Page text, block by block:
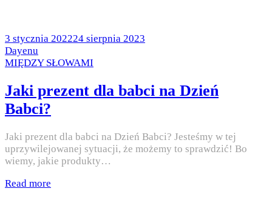
Posted
on
3 stycznia 202224 sierpnia 2023
by
Dayenu
Posted
MIĘDZY SŁOWAMI
Jaki prezent dla babci na Dzień
Babci?
Jaki prezent dla babci na Dzień Babci? Jesteśmy w tej
uprzywilejowanej sytuacji, że możemy to sprawdzić! Bo
wiemy, jakie produkty…
Read more